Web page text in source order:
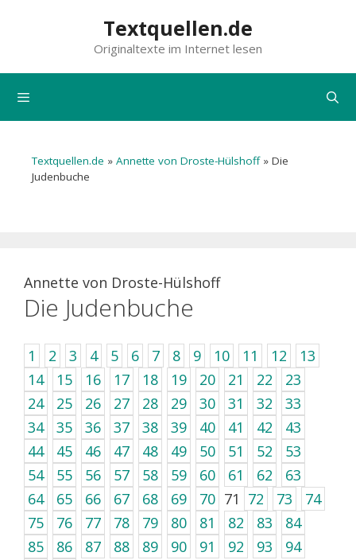
Textquellen.de
Originaltexte im Internet lesen
Textquellen.de » Annette von Droste-Hülshoff» Die
Judenbuche
Annette von Droste-Hülshoff
Die Judenbuche
1 2 3 4 5 6 7 8 9 10 11 12
13
14
15 16 17 18 19 20 21 22
23
24
25 26 27 28 29 30 31 32
33
34
35 36 37 38 39 40 41 42
43
44
45 46 47 48 49 50 51 52
53
54
55 56 57 58 59 60 61 62
63
64
65 66 67 68 69 70 71 72 73
74
75
76 77 78 79 80 81 82 83
84
85
86 87 88 89 90 91 92 93
94